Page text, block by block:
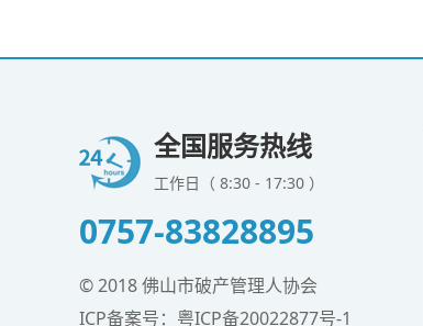
全国服务热线
工作日（ 8:30 - 17:30 ）
0757-83828895
© 2018 佛山市破产管理人协会
ICP备案号： 粤ICP备20022877号-1